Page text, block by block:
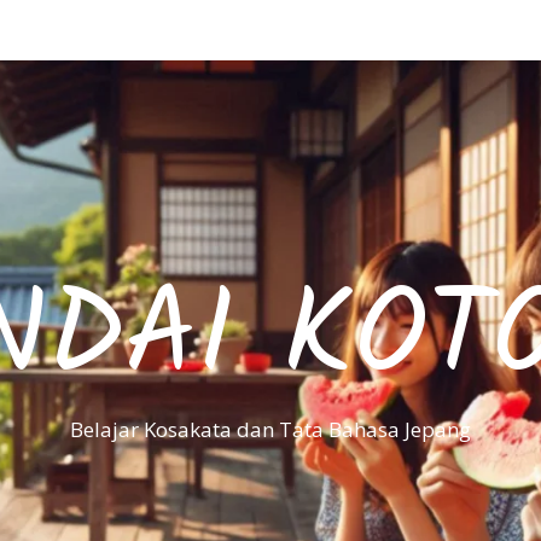
Belajar Kosakata dan Tata Bahasa Jepang